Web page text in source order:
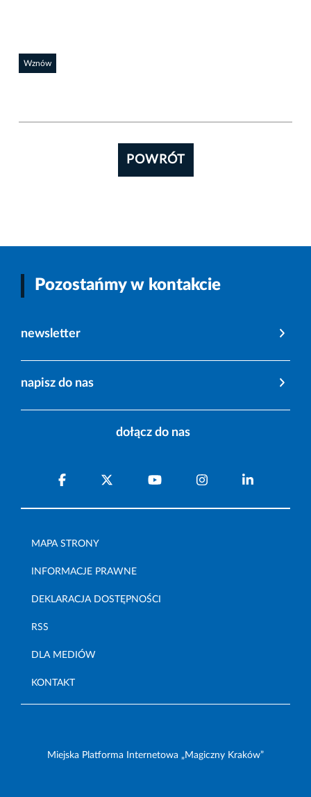
Wznów
POWRÓT
Pozostańmy w kontakcie
newsletter
napisz do nas
dołącz do nas
MAPA STRONY
INFORMACJE PRAWNE
DEKLARACJA DOSTĘPNOŚCI
RSS
DLA MEDIÓW
KONTAKT
Miejska Platforma Internetowa „Magiczny Kraków”